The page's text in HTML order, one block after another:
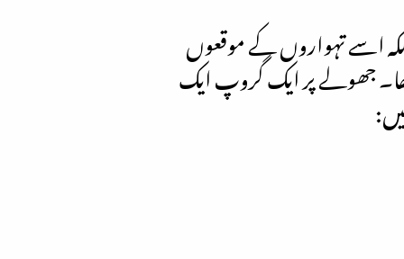
اسے تہواروں کے موقعوں
جھولے پر ایک گروپ ایک